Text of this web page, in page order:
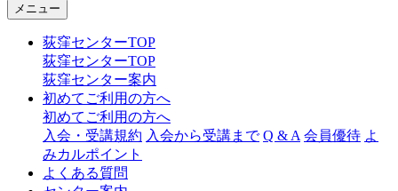
メニュー
荻窪センターTOP
荻窪センターTOP
荻窪センター案内
初めてご利用の方へ
初めてご利用の方へ
入会・受講規約 入会から受講まで Q & A 会員優待 よ
みカルポイント
よくある質問